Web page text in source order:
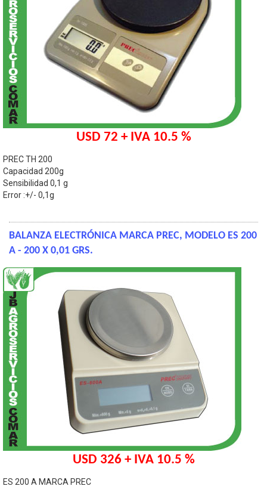
USD 72 + IVA 10.5 %
PREC TH 200
Capacidad 200g
Sensibilidad 0,1 g
Error :+/- 0,1g
BALANZA ELECTRÓNICA MARCA PREC, MODELO ES 200
A - 200 X 0,01 GRS.
USD 326 + IVA 10.5 %
ES 200 A MARCA PREC